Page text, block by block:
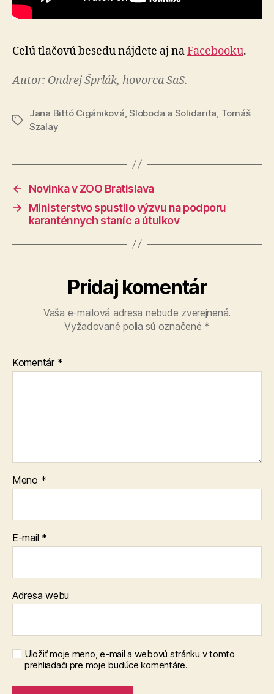
Celú tlačovú besedu nájdete aj naFacebooku.
Autor: Ondrej Šprlák, hovorca SaS.
Značky
Jana Bittó Cigániková ,Sloboda a Solidarita Tomáš
Szalay
←
Novinka v ZOO Bratislava
→
Ministerstvo spustilo výzvu na podporu
karanténnych staníc a útulkov
Pridaj komentár
Vaša e-mailová adresa nebude zverejnená.
Vyžadované polia sú označené *
Komentár *
Meno *
E-mail *
Adresa webu
Uložiť moje meno, e-mail a webovú stránku v tomto
prehliadači pre moje budúce komentáre.